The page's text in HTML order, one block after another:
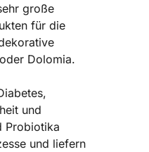
große
für die
Dolomia.
und
Probiotika
und liefern